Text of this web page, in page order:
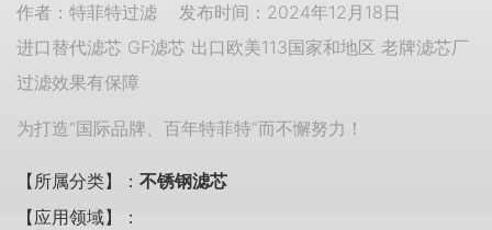
作者：特菲特过滤 发布时间：2024年12月18日
进口替代滤芯 GF滤芯 出口欧美113国家和地区 老牌滤芯厂
过滤效果有保障
为打造“国际品牌、百年特菲特”而不懈努力！
【所属分类】： 不锈钢滤芯
【应用领域】：